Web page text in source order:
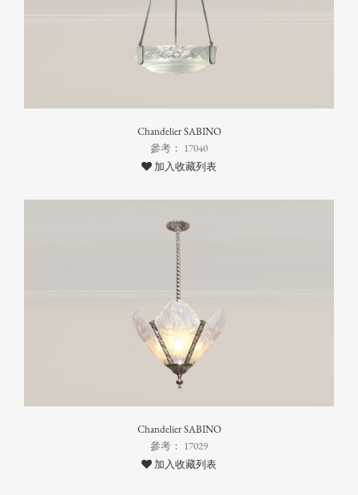
Chandelier SABINO
參考： 17040
加入收藏列表
Chandelier SABINO
參考： 17029
加入收藏列表